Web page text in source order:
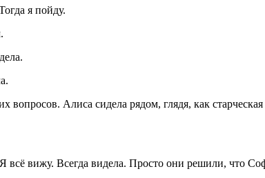
я пойду.
вопросов. Алиса сидела рядом, глядя, как
вижу. Всегда видела. Просто они решили, что